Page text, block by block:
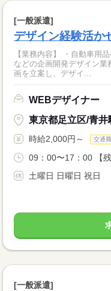
[一般派遣]
デザイン経験活
【業務内容】 ・自動車用
などの企画開発デザイン
画を立案し、デザイ...
WEBデザイナー
東京都足立区/青井
時給2,000円～ 交通
09：00〜17：00 【
土曜日 日曜日 祝日
[一般派遣]